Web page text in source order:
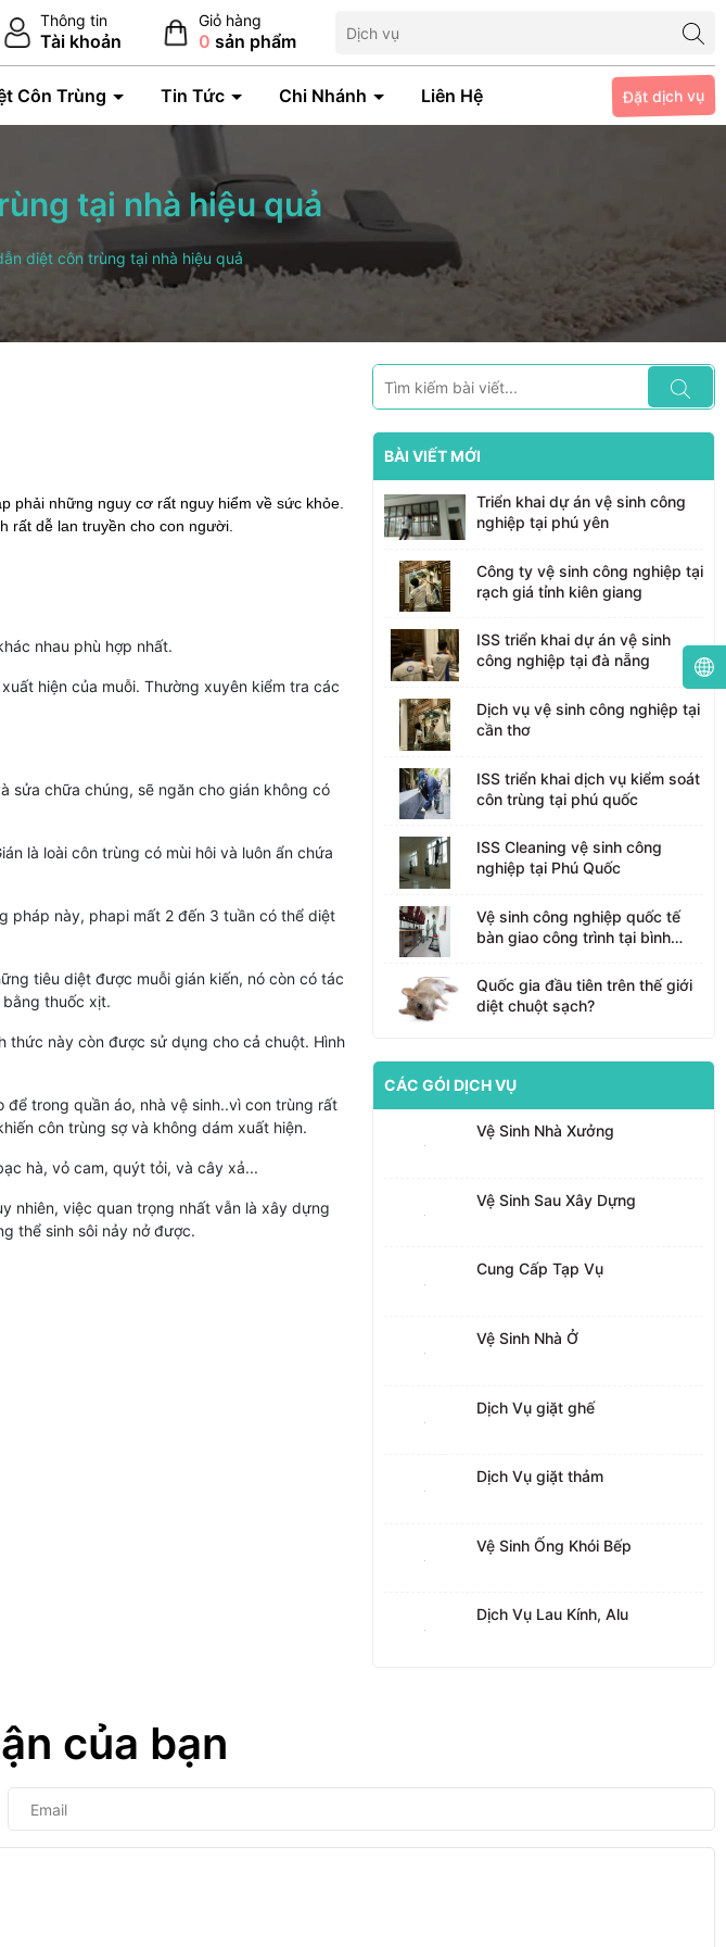
Thông tin
Tài khoản
Giỏ hàng
0 sản phẩm
Côn Trùng Tin Tức Chi Nhánh Liên Hệ Đặt dịch vụ
tại nhà hiệu quả
diệt côn trùng tại nhà hiệu quả
phải những nguy cơ rất nguy hiểm về sức khỏe.
rất dễ lan truyền cho con người.
nhau phù hợp nhất.
hiện của muỗi. Thường xuyên kiểm tra các
sửa chữa chúng, sẽ ngăn cho gián không có
là loài côn trùng có mùi hôi và luôn ẩn chứa
pháp này, phapi mất 2 đến 3 tuần có thể diệt
tiêu diệt được muỗi gián kiến, nó còn có tác
thuốc xịt.
thức này còn được sử dụng cho cả chuột. Hình
trong quần áo, nhà vệ sinh..vì con trùng rất
côn trùng sợ và không dám xuất hiện.
hà, vỏ cam, quýt tỏi, và cây xả...
nhiên, việc quan trọng nhất vẫn là xây dựng
thể sinh sôi nảy nở được.
BÀI VIẾT MỚI
Triển khai dự án vệ sinh công
nghiệp tại phú yên
Công ty vệ sinh công nghiệp tại
rạch giá tỉnh kiên giang
ISS triển khai dự án vệ sinh
công nghiệp tại đà nẵng
Dịch vụ vệ sinh công nghiệp tại
cần thơ
ISS triển khai dịch vụ kiểm soát
côn trùng tại phú quốc
ISS Cleaning vệ sinh công
nghiệp tại Phú Quốc
Vệ sinh công nghiệp quốc tế
bàn giao công trình tại bình
Quốc gia đầu tiên trên thế giới
diệt chuột sạch?
CÁC GÓI DỊCH VỤ
Vệ Sinh Nhà Xưởng
Vệ Sinh Sau Xây Dựng
Cung Cấp Tạp Vụ
Vệ Sinh Nhà Ở
Dịch Vụ giặt ghế
Dịch Vụ giặt thảm
Vệ Sinh Ống Khói Bếp
Dịch Vụ Lau Kính, Alu
của bạn